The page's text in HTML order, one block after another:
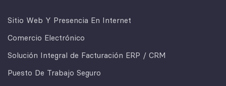
Sitio Web Y Presencia En Internet
Comercio Electrónico
Solución Integral de Facturación ERP / CRM
Puesto De Trabajo Seguro